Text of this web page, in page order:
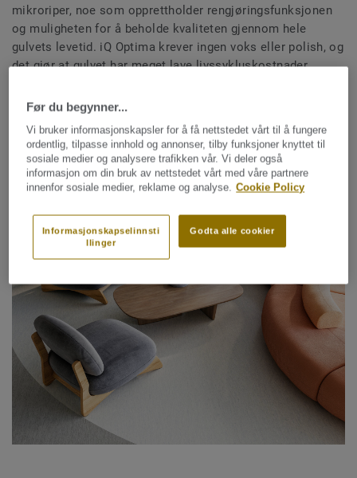
mikroriper, noe som opprettholder rengjøringsfunksjonen
og muligheten for å beholde kvaliteten gjennom hele
gulvets levetid. iQ Optima krever ingen voks eller polish, og
det gjør at gulvet har meget lave livssykluskostnader.
Produsert i Sverige med ansvarlige materialer som er fullt
resirkulerbare (både installasjonssvinn og revne gulv)
gjennom vårtReStart®-program.
LAST NED BROSJYREN
Før du begynner...
Vi bruker informasjonskapsler for å få nettstedet vårt til å fungere
ordentlig, tilpasse innhold og annonser, tilby funksjoner knyttet til
sosiale medier og analysere trafikken vår. Vi deler også
informasjon om din bruk av nettstedet vårt med våre partnere
innenfor sosiale medier, reklame og analyse. Cookie Policy
Godta alle cookier
Informasjonskapselinnsti
llinger